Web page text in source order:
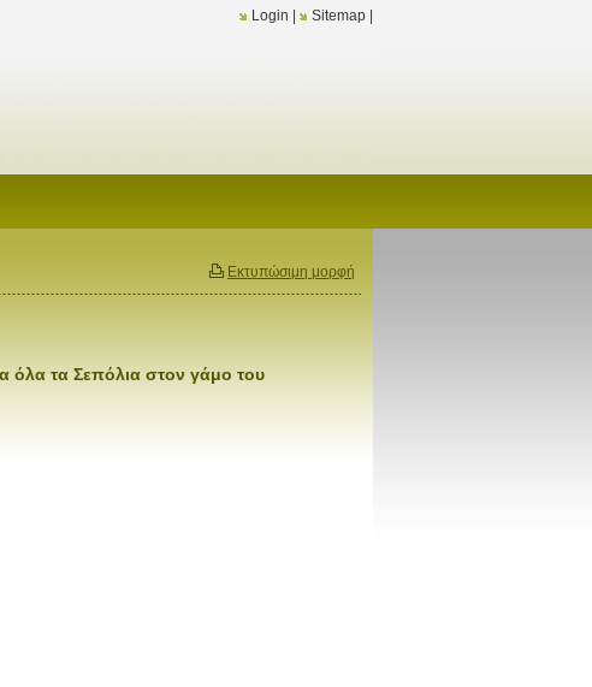
Login Sitemap
Εκτυπώσιμη μορφή
όλα τα Σεπόλια στον γάμο του